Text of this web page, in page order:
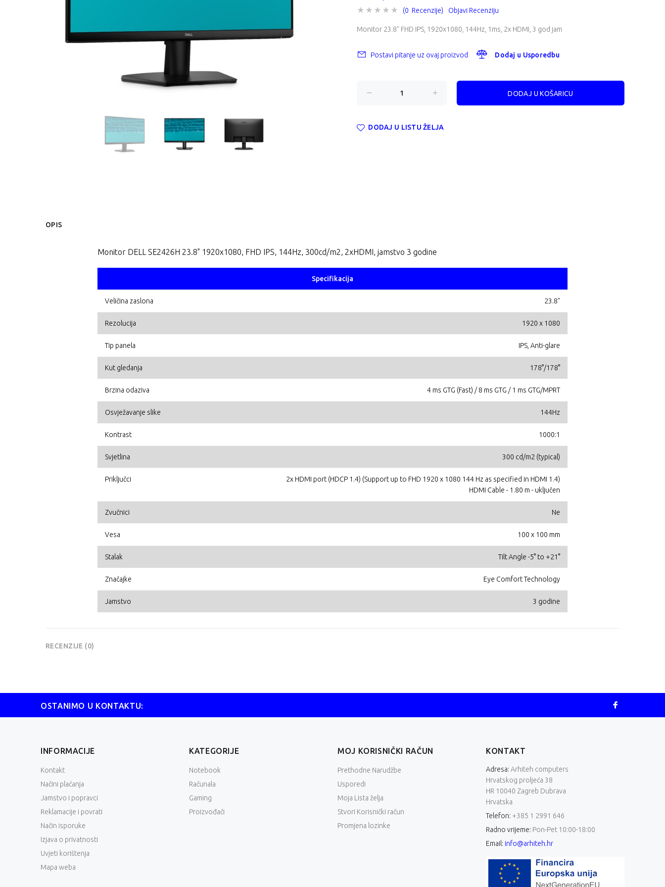
(0 Recenzije) Objavi Recenziju
Monitor 23.8" FHD IPS, 1920x1080, 144Hz, 1ms, 2x HDMI, 3 god jam
Postavi pitanje uz ovaj proizvod Dodaj u Usporedbu
DODAJ U LISTU ŽELJA
OPIS
Monitor DELL SE2426H 23.8" 1920x1080, FHD IPS, 144Hz, 300cd/m2, 2xHDMI, jamstvo 3 godine
Specifikacija
Veličina zaslona 23.8"
Rezolucija 1920 x 1080
Tip panela IPS, Anti-glare
Kut gledanja 178°/178°
Brzina odaziva 4 ms GTG (Fast) / 8 ms GTG / 1 ms GTG/MPRT
Osvježavanje slike 144Hz
Kontrast 1000:1
Svjetlina 300 cd/m2 (typical)
Priključci
2x HDMI port (HDCP 1.4) (Support up to FHD 1920 x 1080 144 Hz as specified in HDMI 1.4)
HDMI Cable - 1.80 m - uključen
Zvučnici Ne
Vesa 100 x 100 mm
Stalak Tilt Angle -5° to +21°
Značajke Eye Comfort Technology
Jamstvo 3 godine
RECENZIJE (0)
OSTANIMO U KONTAKTU:
INFORMACIJE
Kontakt
Načini plaćanja
Jamstvo i popravci
Reklamacije i povrati
Način isporuke
Izjava o privatnosti
Uvjeti korištenja
Mapa weba
KATEGORIJE
Notebook
Računala
Gaming
Proizvođači
MOJ KORISNIČKI RAČUN
Prethodne Narudžbe
Usporedi
Moja Lista želja
Stvori Korisnički račun
Promjena lozinke
KONTAKT
Adresa: Arhiteh computers
Hrvatskog proljeća 38
HR 10040 Zagreb Dubrava
Hrvatska
Telefon: +385 1 2991 646
Radno vrijeme: Pon-Pet 10:00-18:00
Email: info@arhiteh.hr